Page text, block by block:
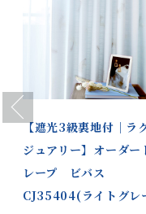
Previous
【遮光3級裏地付｜ラ
ジュアリー】オーダー
レープ ビバス
CJ35404(ライトグレ